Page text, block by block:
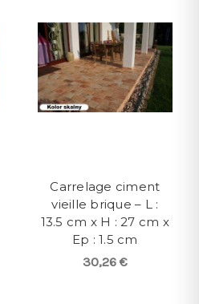
Carrelage ciment
vieille brique – L :
13.5 cm x H : 27 cm x
Ep : 1.5 cm
30,26 €